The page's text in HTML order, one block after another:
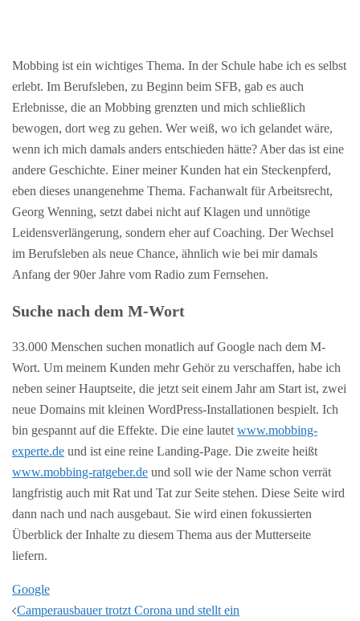
Mobbing ist ein wichtiges Thema. In der Schule habe ich es selbst
erlebt. Im Berufsleben, zu Beginn beim SFB, gab es auch
Erlebnisse, die an Mobbing grenzten und mich schließlich
bewogen, dort weg zu gehen. Wer weiß, wo ich gelandet wäre,
wenn ich mich damals anders entschieden hätte? Aber das ist eine
andere Geschichte. Einer meiner Kunden hat ein Steckenpferd,
eben dieses unangenehme Thema. Fachanwalt für Arbeitsrecht,
Georg Wenning, setzt dabei nicht auf Klagen und unnötige
Leidensverlängerung, sondern eher auf Coaching. Der Wechsel
im Berufsleben als neue Chance, ähnlich wie bei mir damals
Anfang der 90er Jahre vom Radio zum Fernsehen.
Suche nach dem M-Wort
33.000 Menschen suchen monatlich auf Google nach dem M-
Wort. Um meinem Kunden mehr Gehör zu verschaffen, habe ich
neben seiner Hauptseite, die jetzt seit einem Jahr am Start ist, zwei
neue Domains mit kleinen WordPress-Installationen bespielt. Ich
bin gespannt auf die Effekte. Die eine lautetwww.mobbing-
experte.de und ist eine reine Landing-Page. Die zweite heißt
www.mobbing-ratgeber.de und soll wie der Name schon verrät
langfristig auch mit Rat und Tat zur Seite stehen. Diese Seite wird
dann nach und nach ausgebaut. Sie wird einen fokussierten
Überblick der Inhalte zu diesem Thema aus der Mutterseite
liefern.
Google
Beitragsnavigation
Camperausbauer trotzt Corona und stellt ein